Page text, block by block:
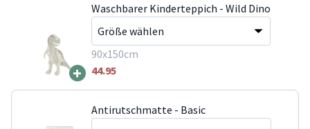
+
Waschbarer Kinderteppich - Wild Dino
90x150cm
44.95
Antirutschmatte - Basic